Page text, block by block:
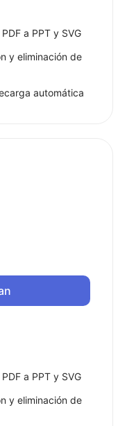
a PPT y SVG
y eliminación de
automática
a PPT y SVG
y eliminación de